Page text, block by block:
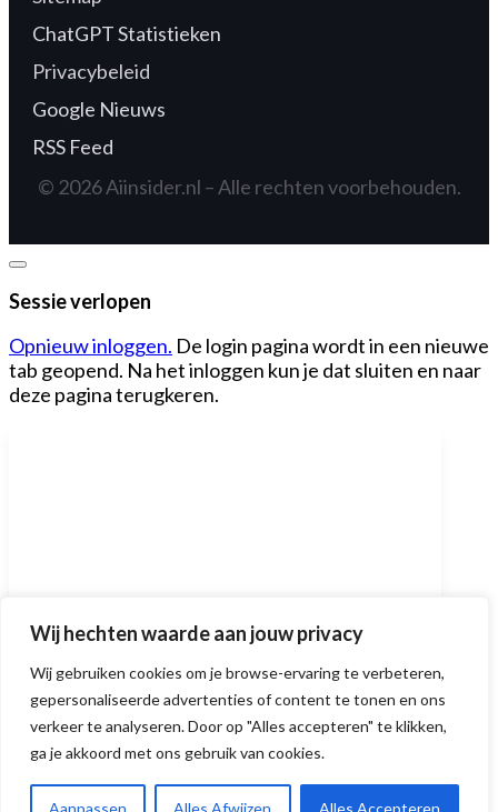
Wij hechten waarde aan jouw privacy
Wij gebruiken cookies om je browse-ervaring te verbeteren,
gepersonaliseerde advertenties of content te tonen en ons
verkeer te analyseren. Door op "Alles accepteren" te klikken,
ga je akkoord met ons gebruik van cookies.
Aanpassen Alles Afwijzen Alles Accepteren
ChatGPT Statistieken
Privacybeleid
Google Nieuws
RSS Feed
© 2026 Aiinsider.nl – Alle rechten voorbehouden.
Dialoogvenster
Sessie verlopen
Opnieuw inloggen. De login pagina wordt in een nieuwe
tab geopend. Na het inloggen kun je dat sluiten en naar
deze pagina terugkeren.
Ben jij een AI-expert?
Ontdek in 1 minuut of je een
voldoende scoort.
DOE DE TEST!